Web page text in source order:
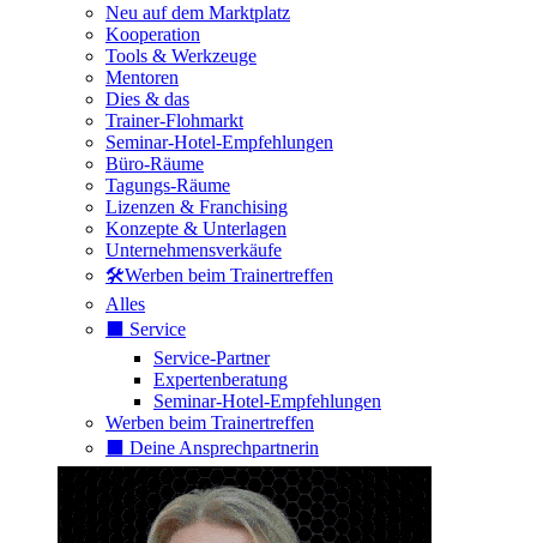
Neu auf dem Marktplatz
Kooperation
Tools & Werkzeuge
Mentoren
Dies & das
Trainer-Flohmarkt
Seminar-Hotel-Empfehlungen
Büro-Räume
Tagungs-Räume
Lizenzen & Franchising
Konzepte & Unterlagen
Unternehmensverkäufe
🛠️Werben beim Trainertreffen
Alles
⬛️ Service
Service-Partner
Expertenberatung
Seminar-Hotel-Empfehlungen
Werben beim Trainertreffen
⬛️ Deine Ansprechpartnerin